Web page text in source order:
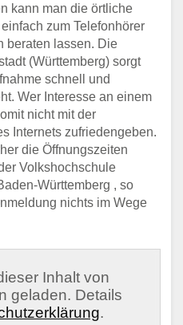
kann man die örtliche
zum Telefonhörer
beraten lassen. Die
(Württemberg) sorgt
schnell und
Wer Interesse an einem
nicht mit der
Internets zufriedengeben.
die Öffnungszeiten
Volkshochschule
Württemberg , so
nichts im Wege
Inhalt von
geladen. Details
.